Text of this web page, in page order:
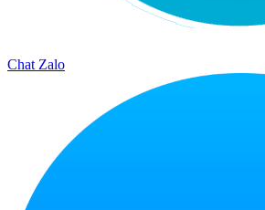
Chat Zalo